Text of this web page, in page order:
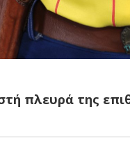
πλευρά της